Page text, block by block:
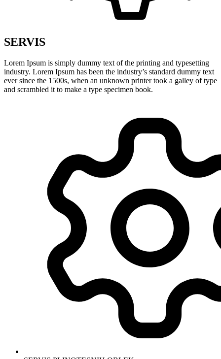
SERVIS
Lorem Ipsum is simply dummy text of the printing and typesetting
industry. Lorem Ipsum has been the industry’s standard dummy text
ever since the 1500s, when an unknown printer took a galley of type
and scrambled it to make a type specimen book.